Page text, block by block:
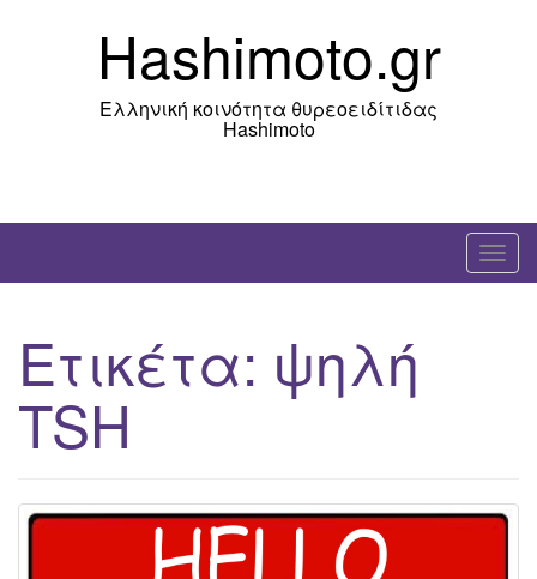
Hashimoto.gr
Ελληνική κοινότητα θυρεοειδίτιδας
Hashimoto
T
o
v
Ετικέτα: ψηλή
TSH